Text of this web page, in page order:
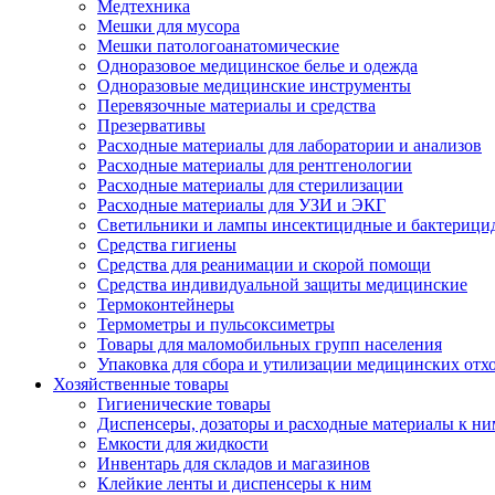
Медтехника
Мешки для мусора
Мешки патологоанатомические
Одноразовое медицинское белье и одежда
Одноразовые медицинские инструменты
Перевязочные материалы и средства
Презервативы
Расходные материалы для лаборатории и анализов
Расходные материалы для рентгенологии
Расходные материалы для стерилизации
Расходные материалы для УЗИ и ЭКГ
Светильники и лампы инсектицидные и
Средства гигиены
Средства для реанимации и скорой помощи
Средства индивидуальной защиты медицинские
Термоконтейнеры
Термометры и пульсоксиметры
Товары для маломобильных групп населения
Упаковка для сбора и утилизации медицинских
Хозяйственные товары
Гигиенические товары
Диспенсеры, дозаторы и расходные материалы к
Емкости для жидкости
Инвентарь для складов и магазинов
Клейкие ленты и диспенсеры к ним